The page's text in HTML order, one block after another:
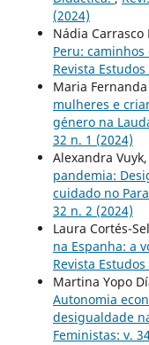
(2024)
Nádia Carrasco
Peru:
Revista
Maria
mulheres e
género na
32 n. 1 (2024)
Alexandra
pandemia:
cuidado no
32 n. 2 (2024)
Laura Cortés-
na Espanha: a
Revista
Martina Yopo
Autonomia
desigualdade
Feministas: v.